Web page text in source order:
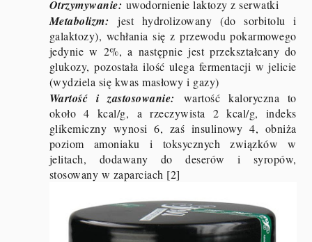
Otrzymywanie: uwodornienie laktozy z serwatki
Metabolizm: jest hydrolizowany (do sorbitolu i
galaktozy), wchłania się z przewodu pokarmowego
jedynie w 2%, a następnie jest przekształcany do
glukozy, pozostała ilość ulega fermentacji w jelicie
(wydziela się kwas masłowy i gazy)
Wartość i zastosowanie: wartość kaloryczna to
około 4 kcal/g, a rzeczywista 2 kcal/g, indeks
glikemiczny wynosi 6, zaś insulinowy 4, obniża
poziom amoniaku i toksycznych związków w
jelitach, dodawany do deserów i syropów,
stosowany w zaparciach [2]